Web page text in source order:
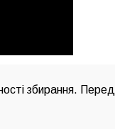
збирання. Перед